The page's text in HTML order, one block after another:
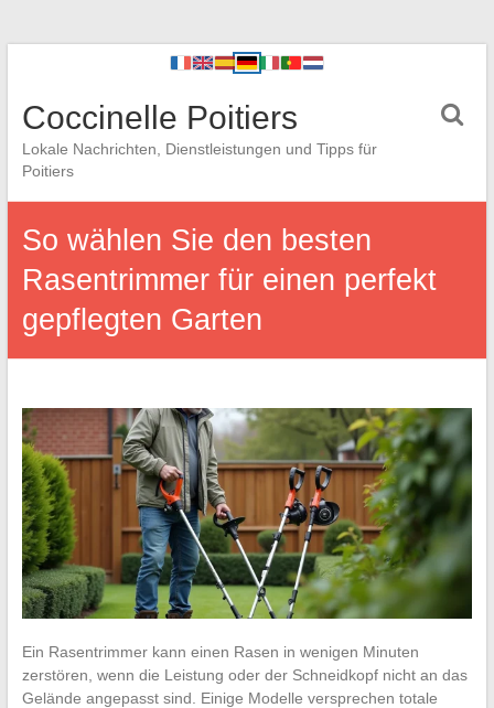
Coccinelle Poitiers
Lokale Nachrichten, Dienstleistungen und Tipps für
Poitiers
So wählen Sie den besten
Rasentrimmer für einen perfekt
gepflegten Garten
Ein Rasentrimmer kann einen Rasen in wenigen Minuten
zerstören, wenn die Leistung oder der Schneidkopf nicht an das
Gelände angepasst sind. Einige Modelle versprechen totale